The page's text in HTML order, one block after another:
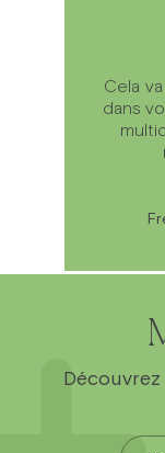
Cela
dans